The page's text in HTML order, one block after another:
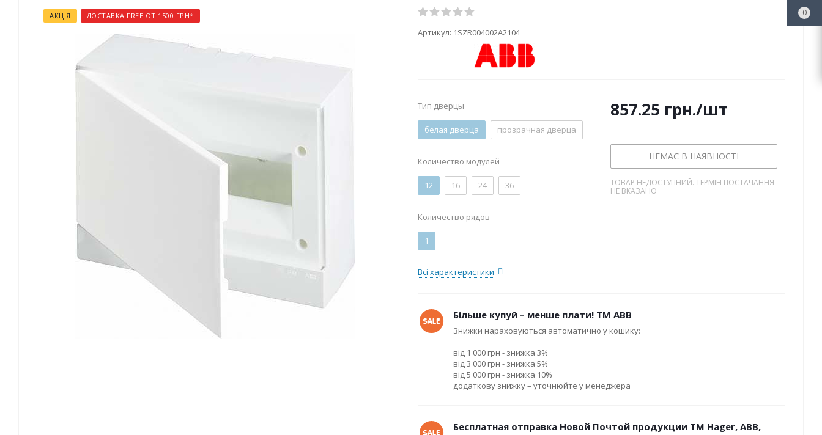
АКЦІЯ ДОСТАВКА FREE ОТ 1500 ГРН*
Артикул: 1SZR004002A2104
Тип дверцы
белая дверца прозрачная дверца
Количество модулей
12 16 24 36
Количество рядов
1
Всі характеристики
857.25 грн./шт
НЕМАЄ В НАЯВНОСТІ
ТОВАР НЕДОСТУПНИЙ. ТЕРМІН ПОСТАЧАННЯ
НЕ ВКАЗАНО
Більше купуй – менше плати! ТМ ABB
Знижки нараховуються автоматично у кошику:
від 1 000 грн - знижка 3%
від 3 000 грн - знижка 5%
від 5 000 грн - знижка 10%
додаткову знижку – уточнюйте у менеджера
Бесплатная отправка Новой Почтой продукции ТМ Hager, ABB,
0